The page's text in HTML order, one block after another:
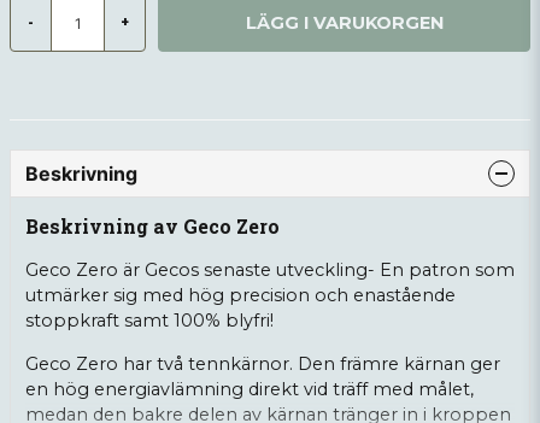
- + LÄGG I VARUKORGEN
Beskrivning
Beskrivning av Geco Zero
Geco Zero är Gecos senaste utveckling- En patron som
utmärker sig med hög precision och enastående
stoppkraft samt 100% blyfri!
Geco Zero har två tennkärnor. Den främre kärnan ger
en hög energiavlämning direkt vid träff med målet,
medan den bakre delen av kärnan tränger in i kroppen